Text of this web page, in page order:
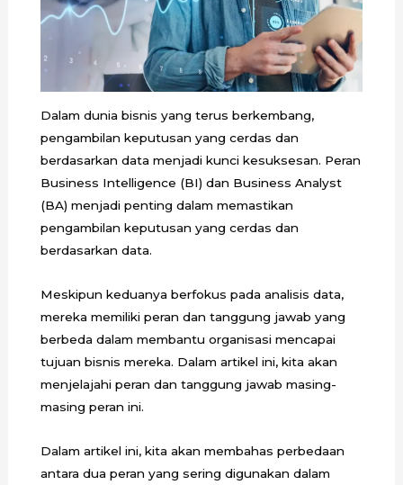
Dalam dunia bisnis yang terus berkembang,
pengambilan keputusan yang cerdas dan
berdasarkan data menjadi kunci kesuksesan. Peran
Business Intelligence (BI) dan Business Analyst
(BA) menjadi penting dalam memastikan
pengambilan keputusan yang cerdas dan
berdasarkan data.
Meskipun keduanya berfokus pada analisis data,
mereka memiliki peran dan tanggung jawab yang
berbeda dalam membantu organisasi mencapai
tujuan bisnis mereka. Dalam artikel ini, kita akan
menjelajahi peran dan tanggung jawab masing-
masing peran ini.
Dalam artikel ini, kita akan membahas perbedaan
antara dua peran yang sering digunakan dalam